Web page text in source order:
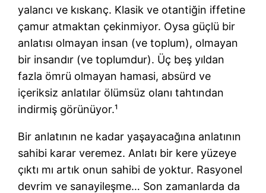
yalancı ve kıskanç. Klasik ve otantiğin iffetine
çamur atmaktan çekinmiyor. Oysa güçlü bir
anlatısı olmayan insan (ve toplum), olmayan
bir insandır (ve toplumdur). Üç beş yıldan
fazla ömrü olmayan hamasi, absürd ve
içeriksiz anlatılar ölümsüz olanı tahtından
indirmiş görünüyor.¹
Bir anlatının ne kadar yaşayacağına anlatının
sahibi karar veremez. Anlatı bir kere yüzeye
çıktı mı artık onun sahibi de yoktur. Rasyonel
devrim ve sanayileşme… Son zamanlarda da